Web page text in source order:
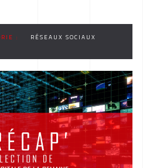
:
RÉSEAUX SOCIAUX